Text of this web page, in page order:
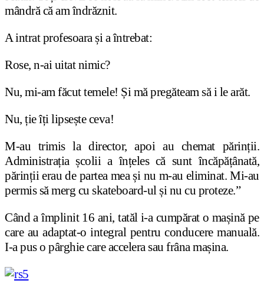
mândră că am îndrăznit.
A intrat profesoara și a întrebat:
Rose, n-ai uitat nimic?
Nu, mi-am făcut temele! Și mă pregăteam să i le arăt.
Nu, ție îți lipsește ceva!
M-au trimis la director, apoi au chemat părinții.
Administrația școlii a înțeles că sunt încăpățânată,
părinții erau de partea mea și nu m-au eliminat. Mi-au
permis să merg cu skateboard-ul și nu cu proteze.”
Când a împlinit 16 ani, tatăl i-a cumpărat o mașină pe
care au adaptat-o integral pentru conducere manuală.
I-a pus o pârghie care accelera sau frâna mașina.